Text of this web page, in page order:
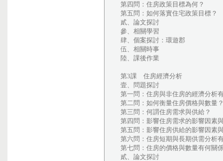
第四問：住房政策目標為何？
第五問：如何落實住宅政策目標？
貳、論文探討
參、相關學習
肆、個案探討：環遊郡
伍、相關時事
陸、課後作業
第3課 住房經濟分析
壹、問題探討
第一問：住房與非住房的經濟分析
第二問：如何衡量住房價格與數量
第三問：何謂住房需求與供給？
第四問：影響住房需求的影響因素
第五問：影響住房供給的影響因素
第六問：住房短期與長期供需分析
第七問：住房的價格與數量有何關
貳、論文探討